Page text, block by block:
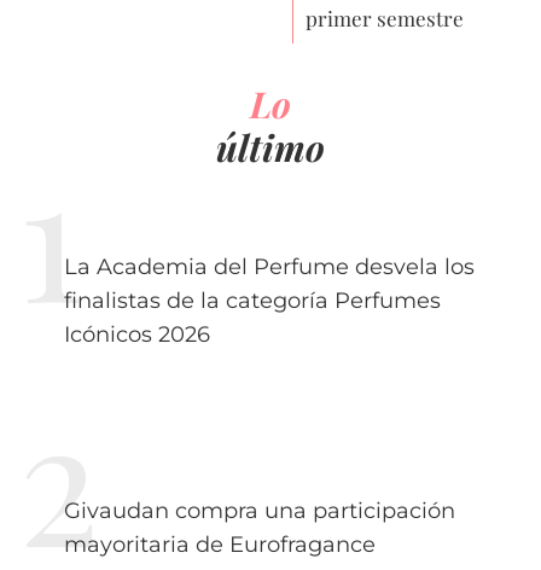
primer semestre
Lo
último
La Academia del Perfume desvela los
finalistas de la categoría Perfumes
Icónicos 2026
Givaudan compra una participación
mayoritaria de Eurofragance